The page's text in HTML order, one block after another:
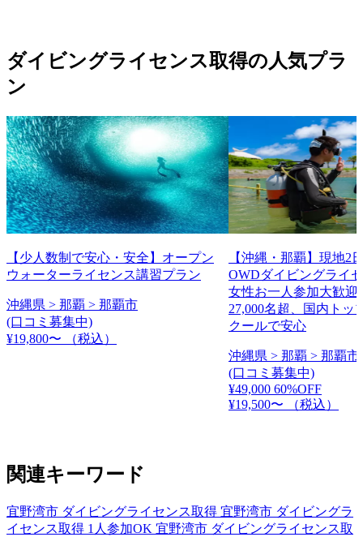
ダイビングライセンス取得の人気プラ
ン
【少人数制で安心・安全】オープン
ウォーターライセンス講習プラン
沖縄県 > 那覇 > 那覇市
(口コミ募集中)
¥19,800〜
（税込）
【沖縄・那覇】現地
OWDダイビングライ
女性お一人参加大歓迎
27,000名超、国内トッ
クールで安心
沖縄県 > 那覇 > 那覇市
(口コミ募集中)
¥49,000 60%OFF
¥19,500〜
（税込）
関連キーワード
宜野湾市 ダイビングライセンス取得 宜野湾市 ダイビングラ
イセンス取得 1人参加OK 宜野湾市 ダイビングライセンス取